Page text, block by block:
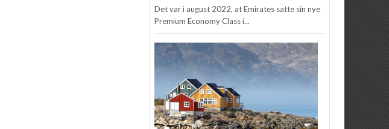
Det var i august 2022, at Emirates satte sin nye
Premium Economy Class i...